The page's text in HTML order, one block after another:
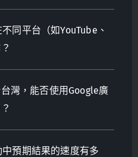
同平台（如YouTube、
灣，能否使用Google廣
預期結果的速度有多